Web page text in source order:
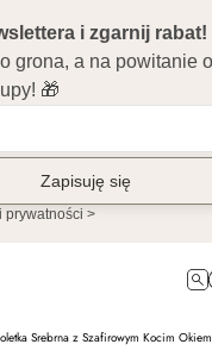
Srebrna z Szafirowym Kocim Okiem